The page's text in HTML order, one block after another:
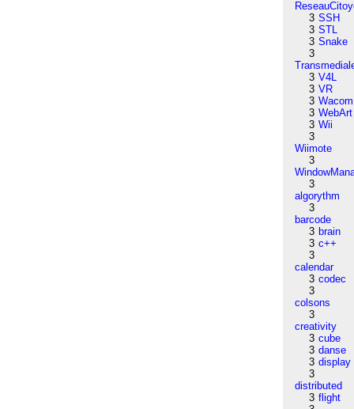
3 SSH
3 STL
3 Snake
3
3 V4L
3 VR
3 Wacom
3 WebArt
3 Wii
3
Wiimote
3
3
algorythm
3
barcode
3 brain
3 c++
3
calendar
3 codec
3
colsons
3
creativity
3 cube
3 danse
3 display
3
distributed
3 flight